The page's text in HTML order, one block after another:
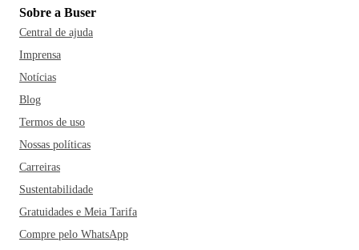
Sobre a Buser
Central de ajuda
Imprensa
Notícias
Blog
Termos de uso
Nossas políticas
Carreiras
Sustentabilidade
Gratuidades e Meia Tarifa
Compre pelo WhatsApp